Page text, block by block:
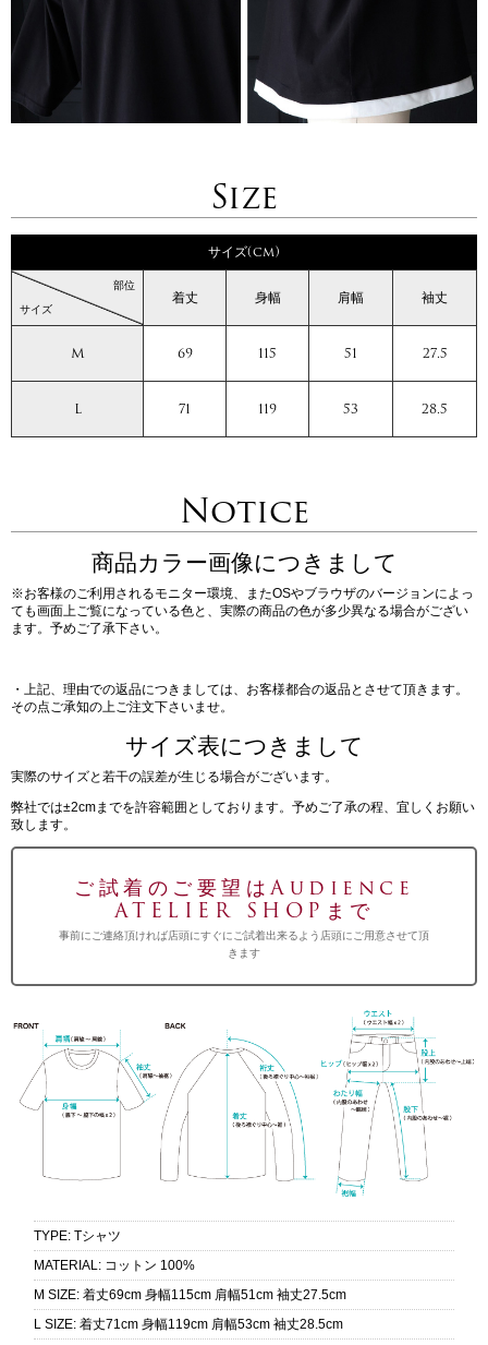
Size
サイズ(cm)
サイズ
部位
着丈 身幅 肩幅 袖丈
M 69 115 51 27.5
L 71 119 53 28.5
Notice
商品カラー画像につきまして
※お客様のご利用されるモニター環境、またOSやブラウザのバージョンによっ
ても画面上ご覧になっている色と、実際の商品の色が多少異なる場合がござい
ます。予めご了承下さい。
・上記、理由での返品につきましては、お客様都合の返品とさせて頂きます。
その点ご承知の上ご注文下さいませ。
サイズ表につきまして
実際のサイズと若干の誤差が生じる場合がございます。
弊社では±2cmまでを許容範囲としております。予めご了承の程、宜しくお願い
致します。
ご試着のご要望はAudience
ATELIER SHOPまで
事前にご連絡頂ければ店頭にすぐにご試着出来るよう店頭にご用意させて頂
きます
TYPE: Tシャツ
MATERIAL: コットン 100%
M SIZE: 着丈69cm 身幅115cm 肩幅51cm 袖丈27.5cm
L SIZE: 着丈71cm 身幅119cm 肩幅53cm 袖丈28.5cm